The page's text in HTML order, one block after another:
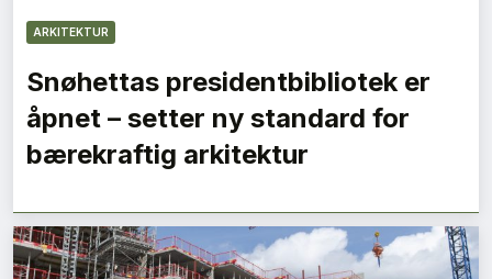
ARKITEKTUR
Snøhettas presidentbibliotek er
åpnet – setter ny standard for
bærekraftig arkitektur